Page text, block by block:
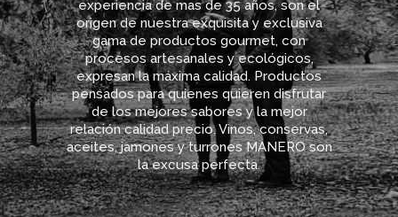
experiencia de mas de 35 años, son el
origen de nuestra exquisita y exclusiva
gama de productos gourmet, con
procesos artesanales y ecológicos,
expresan la máxima calidad. Productos
pensados para quienes quieren disfrutar
de los mejores sabores y la mejor
relación calidad precio. Vinos, conservas,
aceites, jamones y turrones MANERO son
la excusa perfecta.